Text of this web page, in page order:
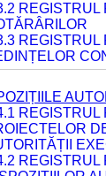
REGISTRUL
REGISTRUL
REGISTRUL
REGISTRUL